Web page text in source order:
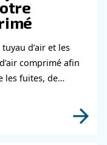
plus de détails
dès que possible.
de nos experts